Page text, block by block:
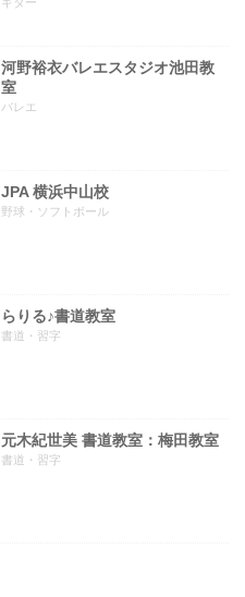
河野裕衣バレエスタジオ池田教
室
バレエ
JPA 横浜中山校
野球・ソフトボール
らりる♪書道教室
書道・習字
元木紀世美 書道教室：梅田教室
書道・習字